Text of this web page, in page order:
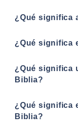
¿Qué significa
¿Qué significa
¿Qué significa
Biblia?
¿Qué significa
Biblia?